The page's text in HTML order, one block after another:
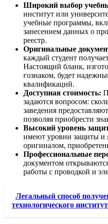
Широкий выбор
институт или
учебные программы,
занесением данных о
реестр.
Оригинальные
каждый студент
Настоящий бланк,
гознаком, будет
квалификаций.
Доступная стоимость:
задаются вопросом:
заведения
позволяя приобрести
Высокий уровень
имеют уровни защиты и
оригиналом,
Профессиональные
документом
работы с проводкой и
Легальный способ
технологического